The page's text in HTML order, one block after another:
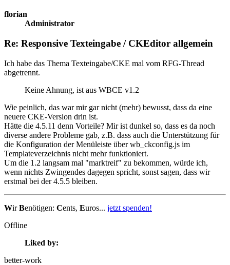
florian
Administrator
Re: Responsive Texteingabe / CKEditor allgemein
Ich habe das Thema Texteingabe/CKE mal vom RFG-Thread
abgetrennt.
Keine Ahnung, ist aus WBCE v1.2
Wie peinlich, das war mir gar nicht (mehr) bewusst, dass da eine
neuere CKE-Version drin ist.
Hätte die 4.5.11 denn Vorteile? Mir ist dunkel so, dass es da noch
diverse andere Probleme gab, z.B. dass auch die Unterstützung für
die Konfiguration der Menüleiste über wb_ckconfig.js im
Templateverzeichnis nicht mehr funktioniert.
Um die 1.2 langsam mal "marktreif" zu bekommen, würde ich,
wenn nichts Zwingendes dagegen spricht, sonst sagen, dass wir
erstmal bei der 4.5.5 bleiben.
WirBenötigen: Cents, Euros... jetzt spenden!
Offline
Liked by:
better-work